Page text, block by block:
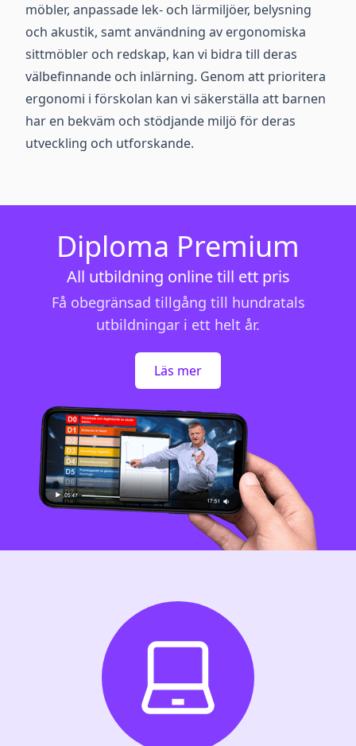
möbler, anpassade lek- och lärmiljöer, belysning
och akustik, samt användning av ergonomiska
sittmöbler och redskap, kan vi bidra till deras
välbefinnande och inlärning. Genom att prioritera
ergonomi i förskolan kan vi säkerställa att barnen
har en bekväm och stödjande miljö för deras
utveckling och utforskande.
Diploma Premium
All utbildning online till ett pris
Få obegränsad tillgång till hundratals
utbildningar i ett helt år.
Läs mer